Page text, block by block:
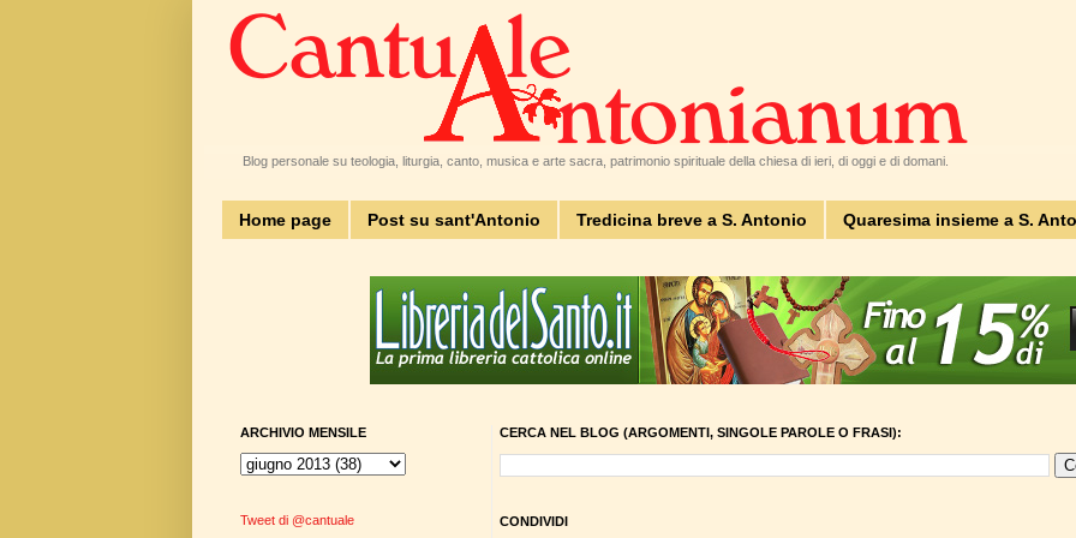
Blog personale su teologia, liturgia, canto, musica e arte sacra, patrimonio spirituale della chiesa di ieri, di oggi e di domani.
Home page Post su sant'Antonio Tredicina breve a S. Antonio Quaresima insieme a S.
CERCA NEL BLOG (ARGOMENTI, SINGOLE PAROLE O FRASI):
CONDIVIDI
ARCHIVIO MENSILE
Tweet di @cantuale